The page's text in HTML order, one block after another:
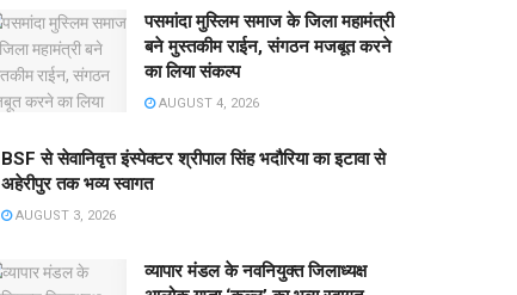
पसमांदा मुस्लिम समाज के जिला महामंत्री
बने मुस्तकीम राईन, संगठन मजबूत करने
का लिया संकल्प
AUGUST 4, 2026
BSF से सेवानिवृत्त इंस्पेक्टर श्रीपाल सिंह भदौरिया का इटावा से
अहेरीपुर तक भव्य स्वागत
AUGUST 3, 2026
व्यापार मंडल के नवनियुक्त जिलाध्यक्ष